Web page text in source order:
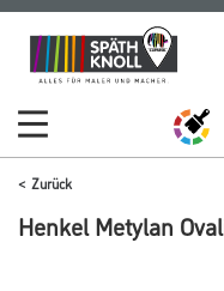
Zum
Inhalt
Zum
Navigationsmenü
Zurück
Henkel Metylan